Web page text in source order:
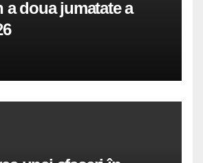
a doua jumatate a